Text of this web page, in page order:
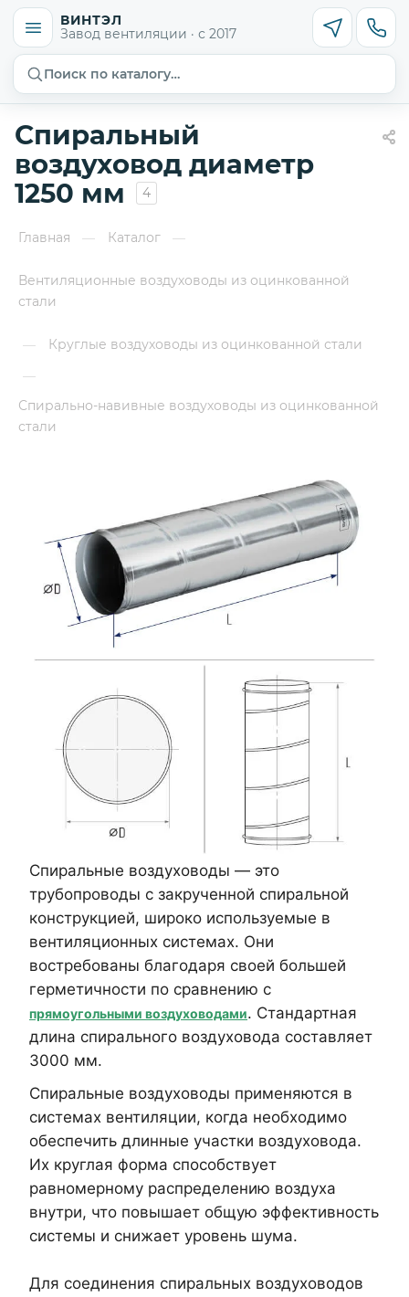
ВИНТЭЛ
Завод вентиляции · с 2017
Поиск по каталогу…
Спиральный
воздуховод диаметр
1250 мм
4
Главная — Каталог —
Вентиляционные воздуховоды из оцинкованной
стали
—
Круглые воздуховоды из оцинкованной стали
—
Спирально-навивные воздуховоды из оцинкованной
стали
Спиральные воздуховоды — это
трубопроводы с закрученной спиральной
конструкцией, широко используемые в
вентиляционных системах. Они
востребованы благодаря своей большей
герметичности по сравнению с
прямоугольными воздуховодами. Стандартная
длина спирального воздуховода составляет
3000 мм.
Спиральные воздуховоды применяются в
системах вентиляции, когда необходимо
обеспечить длинные участки воздуховода.
Их круглая форма способствует
равномерному распределению воздуха
внутри, что повышает общую эффективность
системы и снижает уровень шума.
Для соединения спиральных воздуховодов